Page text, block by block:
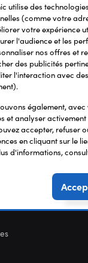
Vos
utilise des
(comme votre
votre expérience
l'audience et les
nos offres et
des publicités
l'interaction avec
également,
et analyser
accepter, refuser
en cliquant sur le
d'informations,